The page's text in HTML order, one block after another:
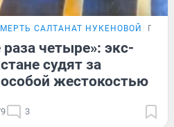
САЛТАНАТ НУКЕНОВОЙ
четыре»: экс-
судят за
жестокостью
3